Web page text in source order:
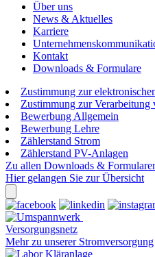
Über uns
News & Aktuelles
Karriere
Kontakt
Downloads & Formulare
Zustimmung zur
Zustimmung zur Verarbeitung
Bewerbung Allgemein
Bewerbung Lehre
Zählerstand Strom
Zählerstand PV-Anlagen
Zu allen Downloads &
Hier gelangen Sie zur Übersicht
Versorgungsnetz
Mehr zu unserer Stromversorgung